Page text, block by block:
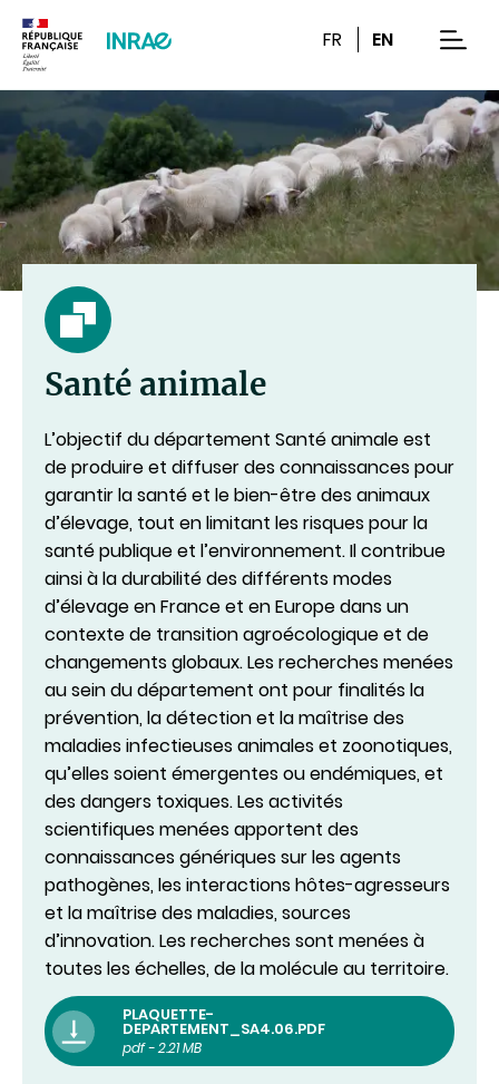
FR EN
Santé animale
L’objectif du département Santé animale est
de produire et diffuser des connaissances pour
garantir la santé et le bien-être des animaux
d’élevage, tout en limitant les risques pour la
santé publique et l’environnement. Il contribue
ainsi à la durabilité des différents modes
d’élevage en France et en Europe dans un
contexte de transition agroécologique et de
changements globaux. Les recherches menées
au sein du département ont pour finalités la
prévention, la détection et la maîtrise des
maladies infectieuses animales et zoonotiques,
qu’elles soient émergentes ou endémiques, et
des dangers toxiques. Les activités
scientifiques menées apportent des
connaissances génériques sur les agents
pathogènes, les interactions hôtes-agresseurs
et la maîtrise des maladies, sources
d’innovation. Les recherches sont menées à
toutes les échelles, de la molécule au territoire.
PLAQUETTE-
DEPARTEMENT_SA4.06.PDF
pdf - 2.21 MB